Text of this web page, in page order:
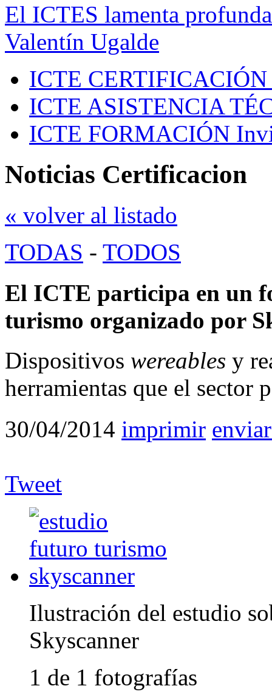
El ICTES lamenta
Valentín Ugalde
ICTE CERTIFICACIÓN
ICTE ASISTENCIA
ICTE FORMACIÓN
Noticias Certificacion
« volver al listado
TODAS - TODOS
El ICTE participa en un
turismo organizado por
Dispositivos wereables y
herramientas que el sector
30/04/2014 imprimir
Tweet
Ilustración del estudio
Skyscanner
1 de 1 fotografías